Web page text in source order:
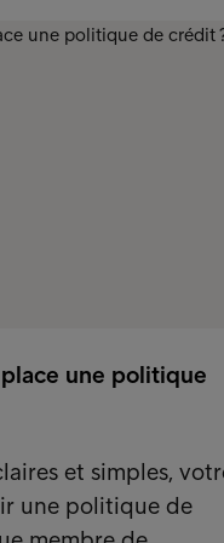
une politique
et simples,
une politique de